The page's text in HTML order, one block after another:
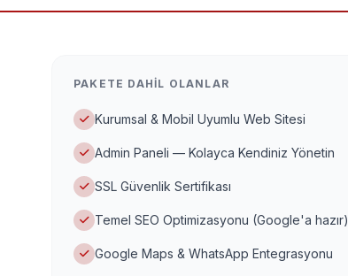
PAKETE DAHIL OLANLAR
Kurumsal & Mobil Uyumlu Web Sitesi
Admin Paneli — Kolayca Kendiniz Yönetin
SSL Güvenlik Sertifikası
Temel SEO Optimizasyonu (Google'a hazır)
Google Maps & WhatsApp Entegrasyonu